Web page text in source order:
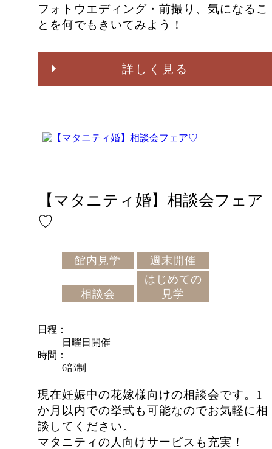
フォトウエディング・前撮り、気になるこ
とを何でもきいてみよう！
詳しく見る
【マタニティ婚】相談会フェア
♡
館内見学 週末開催
相談会
はじめての
見学
日程
日曜日開催
時間
6部制
現在妊娠中の花嫁様向けの相談会です。1
か月以内での挙式も可能なのでお気軽に相
談してください。
マタニティの人向けサービスも充実！